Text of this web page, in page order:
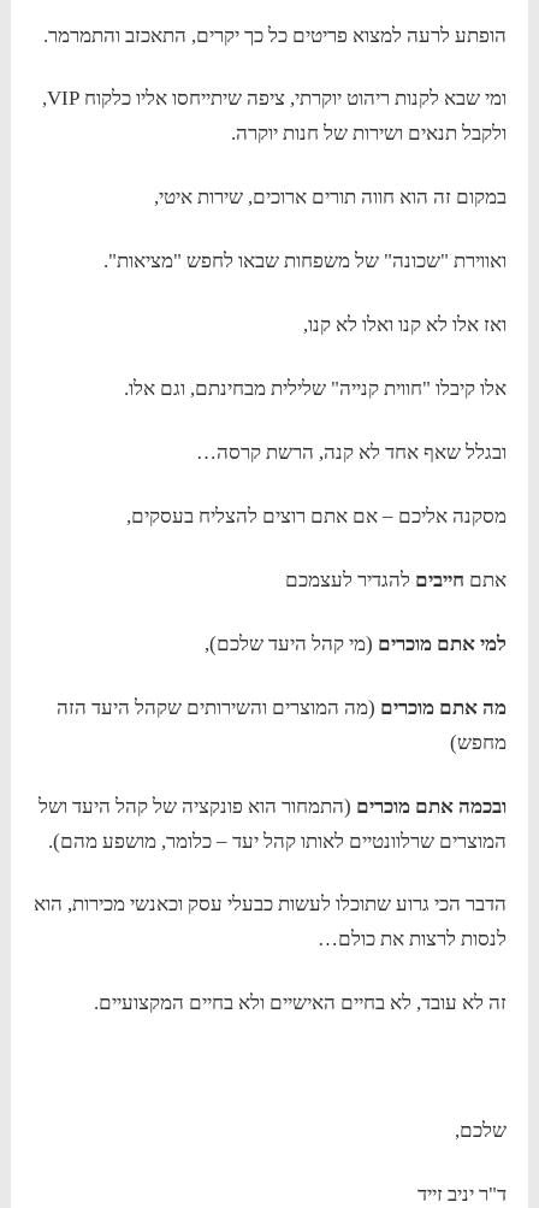
הופתע לרעה למצוא פריטים כל כך יקרים, התאכזב והתמרמר.
ומי שבא לקנות ריהוט יוקרתי, ציפה שיתייחסו אליו כלקוח VIP,
ולקבל תנאים ושירות של חנות יוקרה.
במקום זה הוא חווה תורים ארוכים, שירות איטי,
ואווירת "שכונה" של משפחות שבאו לחפש "מציאות".
ואז אלו לא קנו ואלו לא קנו,
אלו קיבלו "חווית קנייה" שלילית מבחינתם, וגם אלו.
ובגלל שאף אחד לא קנה, הרשת קרסה…
מסקנה אליכם – אם אתם רוצים להצליח בעסקים,
אתם חייבים להגדיר לעצמכם
למי אתם מוכרים (מי קהל היעד שלכם),
מה אתם מוכרים (מה המוצרים והשירותים שקהל היעד הזה
מחפש)
ובכמה אתם מוכרים (התמחור הוא פונקציה של קהל היעד ושל
המוצרים שרלוונטיים לאותו קהל יעד – כלומר, מושפע מהם).
הדבר הכי גרוע שתוכלו לעשות כבעלי עסק וכאנשי מכירות, הוא
לנסות לרצות את כולם…
זה לא עובד, לא בחיים האישיים ולא בחיים המקצועיים.
שלכם,
ד"ר יניב זייד